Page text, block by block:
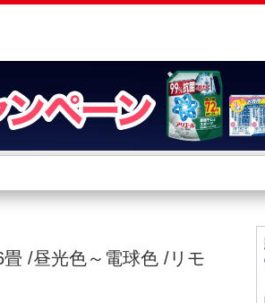
店舗サービス
ネット取り置き
店舗情報・店舗一覧
/昼光色～電球色 /リモ